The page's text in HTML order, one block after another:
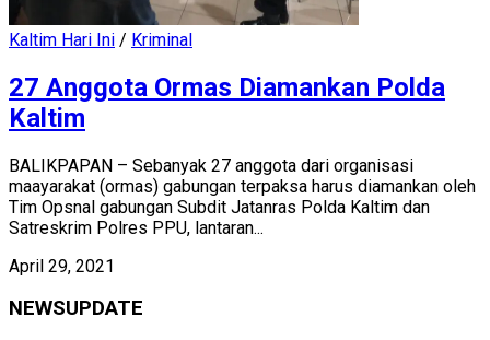
Kaltim Hari Ini / Kriminal
27 Anggota Ormas Diamankan Polda
Kaltim
BALIKPAPAN – Sebanyak 27 anggota dari organisasi
maayarakat (ormas) gabungan terpaksa harus diamankan oleh
Tim Opsnal gabungan Subdit Jatanras Polda Kaltim dan
Satreskrim Polres PPU, lantaran...
April 29, 2021
NEWSUPDATE